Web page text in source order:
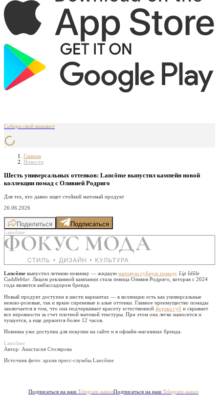
Собери свой вишлист
Главная
Новости
Шесть универсальных оттенков: Lancôme выпустил кампейн новой
коллекции помад с Оливией Родриго
Для тех, кто давно ищет стойкий матовый продукт
26.06.2026
Поделиться Подписаться
Lancôme
Lancôme выпустил летнюю новинку — жидкую матовую губную помаду Lip Idôle
Cuddleblur. Лицом рекламной кампании стала певица Оливия Родриго, которая с 2024
года является амбассадором бренда.
Новый продукт доступен в шести вариантах — в коллекции есть как универсальные
нежно-розовые, так и яркие сиреневые и алые оттенки. Главное преимущество помады
заключается в том, что она подчеркивает красоту естественной формы губ и скрывает
все неровности за счет плотной матовой текстуры. При этом она легко наносится и
тушуется, а еще держится более 12 часов.
Новинка уже доступна для покупки на сайте и в офлайн-магазинах бренда.
Lancôme
Автор: Анастасия Столярова
Источник фото: архив пресс-службы Lancôme
Подписаться на наш Telegram-каналПодписаться на наш Telegram-канал